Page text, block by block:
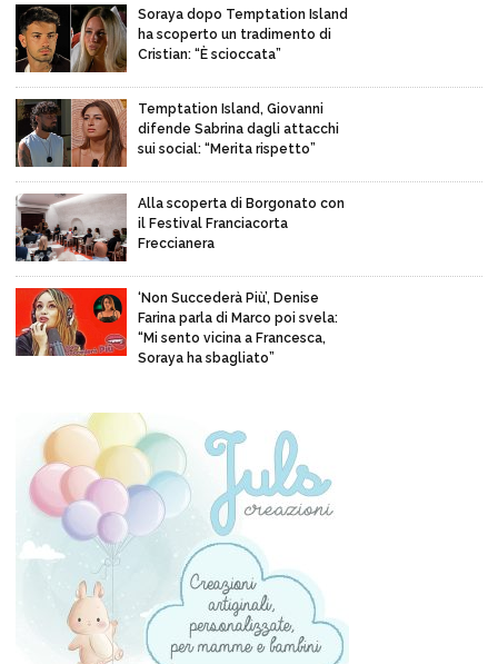
Soraya dopo Temptation Island
ha scoperto un tradimento di
Cristian: “È scioccata”
Temptation Island, Giovanni
difende Sabrina dagli attacchi
sui social: “Merita rispetto”
Alla scoperta di Borgonato con
il Festival Franciacorta
Freccianera
‘Non Succederà Più’, Denise
Farina parla di Marco poi svela:
“Mi sento vicina a Francesca,
Soraya ha sbagliato”